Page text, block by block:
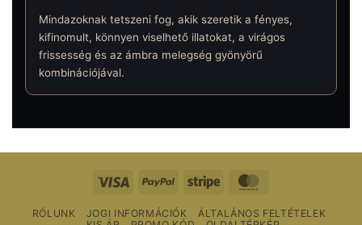
Mindazoknak tetszeni fog, akik szeretik a fényes,
kifinomult, könnyen viselhető illatokat, a virágos
frissesség és az ámbra melegség gyönyörű
kombinációjával.
Vízum PayPal Csíkos
RÓLUNK JOGI INFORMÁCIÓK
ÁLTALÁNOS FELTÉTELEK